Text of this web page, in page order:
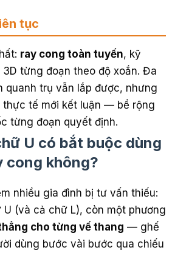
tục
ray cong toàn tuyến, kỹ
từng đoạn theo độ xoắn. Đa
quanh trụ vẫn lắp được, nhưng
thực tế mới kết luận — bề rộng
từng đoạn quyết định.
U có bắt buộc dùng
cong không?
nhiều gia đình bị tư vấn thiếu:
(và cả chữ L), còn một phương
cho từng vế thang — ghế
dùng bước vài bước qua chiếu